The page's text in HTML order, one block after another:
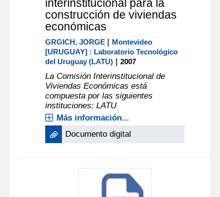
interinstitucional para la
construcción de viviendas
económicas
GRGICH, JORGE | Montevideo
[URUGUAY] : Laboratorio Tecnológico
del Uruguay (LATU) |2007
La Comisión Interinstitucional de
Viviendas Económicas está
compuesta por las siguientes
instituciones: LATU
Más información...
Documento digital